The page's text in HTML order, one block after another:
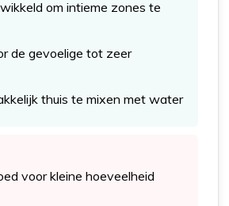
om intieme zones te
de gevoelige tot zeer
thuis te mixen met water
voor kleine hoeveelheid